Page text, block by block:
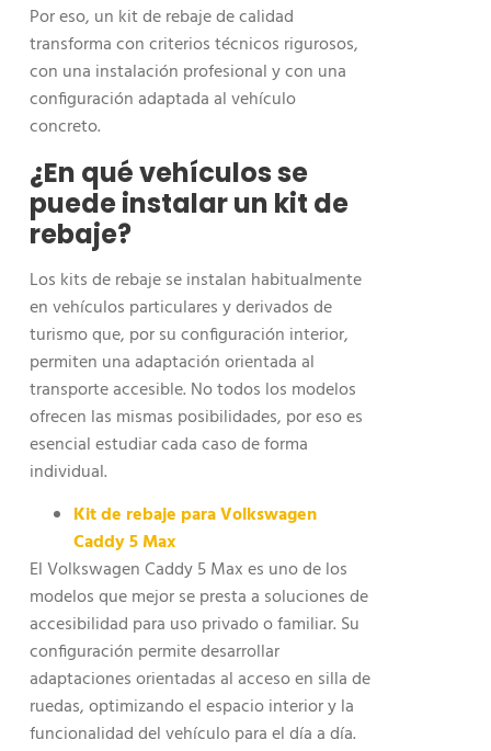
Por eso, un kit de rebaje de calidad
transforma con criterios técnicos rigurosos,
con una instalación profesional y con una
configuración adaptada al vehículo
concreto.
¿En qué vehículos se
puede instalar un kit de
rebaje?
Los kits de rebaje se instalan habitualmente
en vehículos particulares y derivados de
turismo que, por su configuración interior,
permiten una adaptación orientada al
transporte accesible. No todos los modelos
ofrecen las mismas posibilidades, por eso es
esencial estudiar cada caso de forma
individual.
Kit de rebaje para Volkswagen
Caddy 5 Max
El Volkswagen Caddy 5 Max es uno de los
modelos que mejor se presta a soluciones de
accesibilidad para uso privado o familiar. Su
configuración permite desarrollar
adaptaciones orientadas al acceso en silla de
ruedas, optimizando el espacio interior y la
funcionalidad del vehículo para el día a día.